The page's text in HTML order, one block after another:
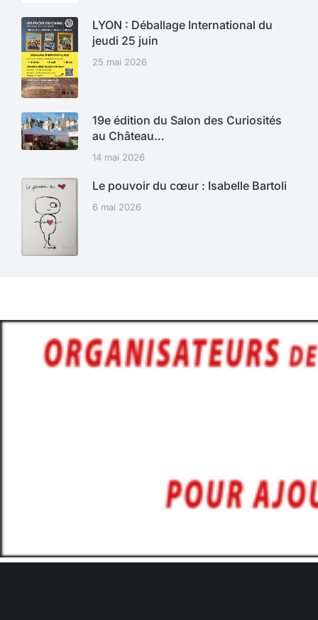
LYON : Déballage International du
jeudi 25 juin
25 mai 2026
19e édition du Salon des Curiosités
au Château…
14 mai 2026
Le pouvoir du cœur : Isabelle Bartoli
6 mai 2026